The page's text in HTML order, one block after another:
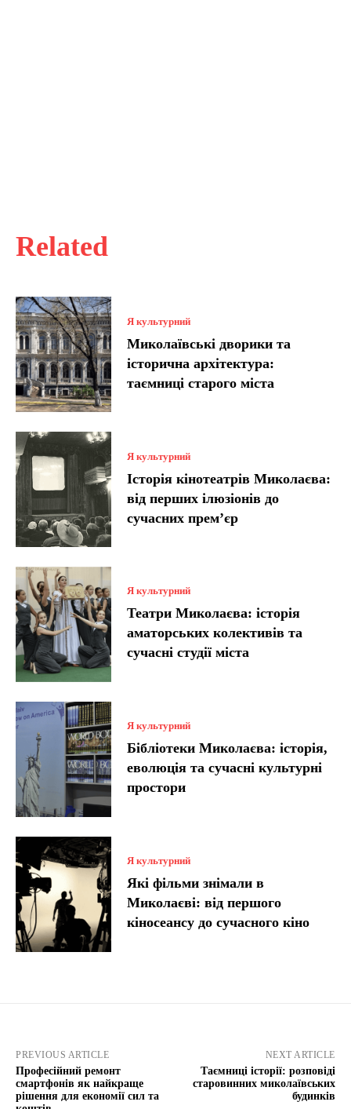
Related
Я культурний
Миколаївські дворики та
історична архітектура:
таємниці старого міста
Я культурний
Історія кінотеатрів Миколаєва:
від перших ілюзіонів до
сучасних прем’єр
Я культурний
Театри Миколаєва: історія
аматорських колективів та
сучасні студії міста
Я культурний
Бібліотеки Миколаєва: історія,
еволюція та сучасні культурні
простори
Я культурний
Які фільми знімали в
Миколаєві: від першого
кіносеансу до сучасного кіно
PREVIOUS ARTICLE
Професійний ремонт
смартфонів як найкраще
рішення для економії сил та
NEXT ARTICLE
Таємниці історії: розповіді
старовинних миколаївських
будинків